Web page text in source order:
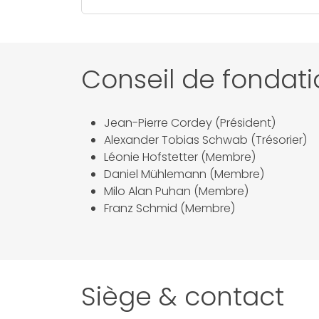
Conseil de
Jean-Pierre Cordey (Président)
Alexander Tobias Schwab (Trésorier)
Léonie Hofstetter (Membre)
Daniel Mühlemann (Membre)
Milo Alan Puhan (Membre)
Franz Schmid (Membre)
Siège & contact